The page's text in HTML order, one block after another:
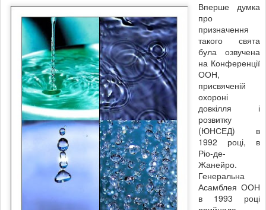
Вперше думка
про
призначення
такого свята
була озвучена
на Конференції
ООН,
присвяченій
охороні
довкілля і
розвитку
(ЮНСЕД) в
1992 році, в
Ріо-де-
Жанейро.
Генеральна
Асамблея ООН
в 1993 році